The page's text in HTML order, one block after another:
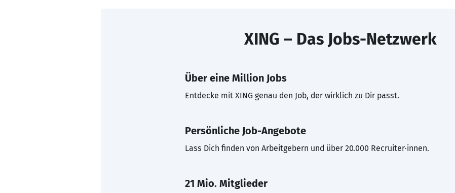
XING – Das Jobs-Netzwerk
Über eine Million Jobs
Entdecke mit XING genau den Job, der wirklich zu Dir passt.
Persönliche Job-Angebote
Lass Dich finden von Arbeitgebern und über 20.000 Recruiter·innen.
21 Mio. Mitglieder